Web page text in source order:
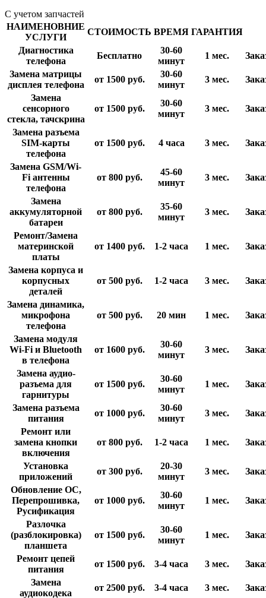
С учетом запчастей
НАИМЕНОВНИЕ
УСЛУГИ
СТОИМОСТЬ ВРЕМЯ ГАРАНТИЯ
Диагностика
телефона
Бесплатно
30-60
минут
1 мес.
Замена матрицы
дисплея телефона
от 1500руб.
30-60
минут
3 мес.
Замена
сенсорного
стекла, тачскрина
от 1500руб.
30-60
минут
3 мес.
Замена разъема
SIM-карты
телефона
от 1500руб. 4 часа 3 мес.
Замена GSM/Wi-
Fi антенны
телефона
от 800руб.
45-60
минут
3 мес.
Замена
аккумуляторной
батареи
от 800руб.
35-60
минут
3 мес.
Ремонт/Замена
материнской
платы
от 1400 руб. 1-2 часа 1 мес.
Замена корпуса и
корпусных
деталей
от 500руб. 1-2 часа 3 мес.
Замена динамика,
микрофона
телефона
от 500руб. 20 мин 1 мес.
Замена модуля
Wi-Fi и Bluetooth
в телефона
от 1600руб.
30-60
минут
3 мес.
Замена аудио-
разъема для
гарнитуры
от 1500руб.
30-60
минут
1 мес.
Замена разъема
питания
от 1000руб.
30-60
минут
3 мес.
Ремонт или
замена кнопки
включения
от 800руб. 1-2 часа 1 мес.
Установка
приложений
от 300руб.
20-30
минут
3 мес.
Обновление ОС,
Перепрошивка,
Русификация
от 1000руб.
30-60
минут
1 мес.
Разлочка
(разблокировка)
планшета
от 1500руб.
30-60
минут
1 мес.
Ремонт цепей
питания
от 1500руб. 3-4 часа 3 мес.
Замена
аудиокодека
от 2500руб. 3-4 часа 3 мес.